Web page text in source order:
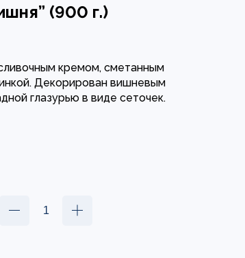
(900 г.)
кремом, сметанным
Декорирован вишневым
глазурью в виде сеточек.